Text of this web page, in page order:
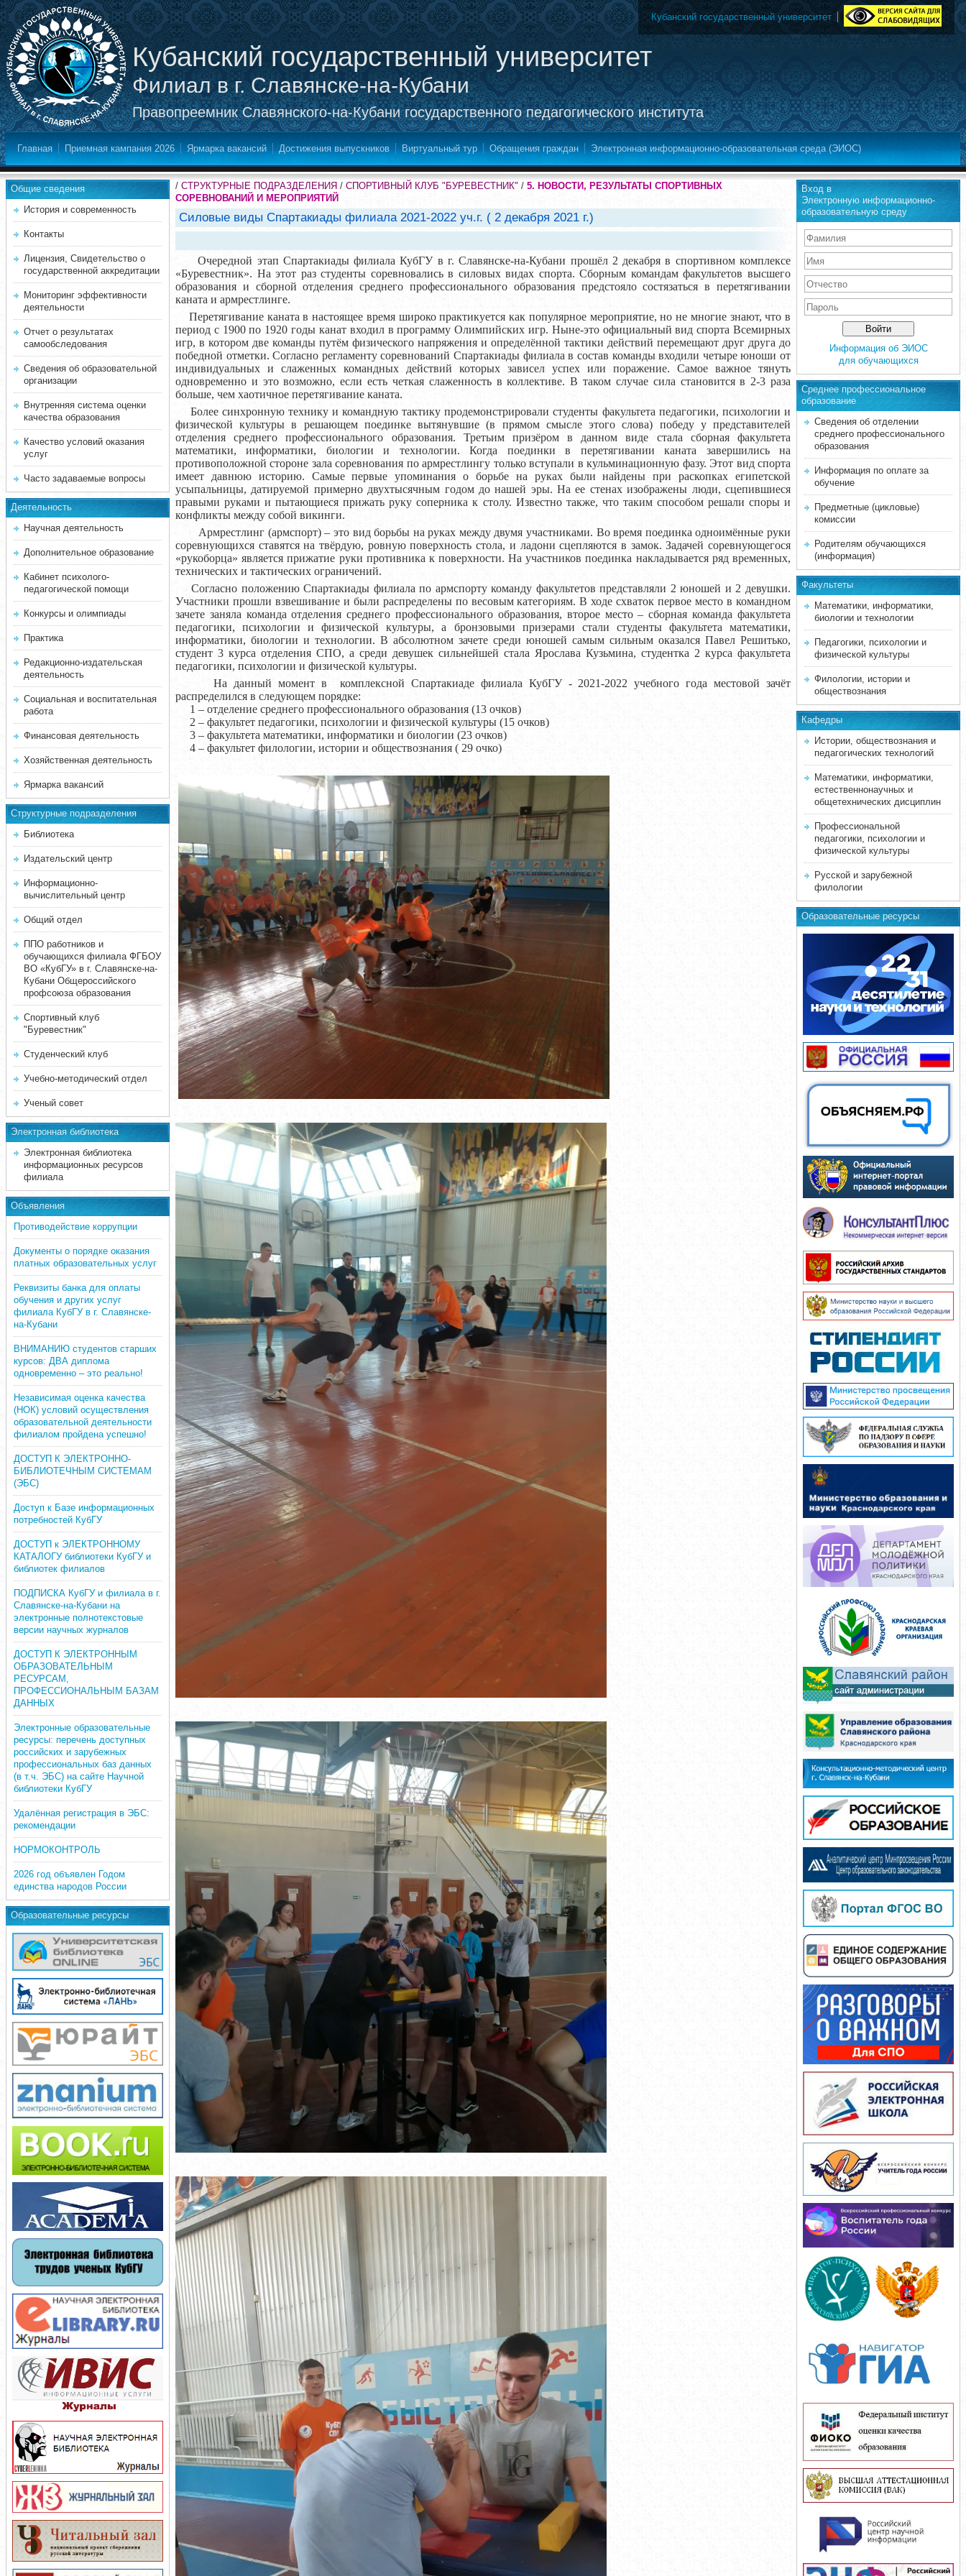
Кубанский государственный университет
Филиал в г. Славянске-на-Кубани
Правопреемник Славянского-на-Кубани государственного педагогического института
Кубанский государственный университет
Главная Приемная кампания 2026 Ярмарка вакансий Достижения выпускников Виртуальный тур Обращения граждан Электронная информационно-образовательная среда (ЭИОС)
Общие сведения
История и современность
Контакты
Лицензия, Свидетельство о
государственной аккредитации
Мониторинг эффективности
деятельности
Отчет о результатах
самообследования
Сведения об образовательной
организации
Внутренняя система оценки
качества образования
Качество условий оказания
услуг
Часто задаваемые вопросы
Деятельность
Научная деятельность
Дополнительное образование
Кабинет психолого-
педагогической помощи
Конкурсы и олимпиады
Практика
Редакционно-издательская
деятельность
Социальная и воспитательная
работа
Финансовая деятельность
Хозяйственная деятельность
Ярмарка вакансий
Структурные подразделения
Библиотека
Издательский центр
Информационно-
вычислительный центр
Общий отдел
ППО работников и
обучающихся филиала ФГБОУ
ВО «КубГУ» в г. Славянске-на-
Кубани Общероссийского
профсоюза образования
Спортивный клуб
"Буревестник"
Студенческий клуб
Учебно-методический отдел
Ученый совет
Электронная библиотека
Электронная библиотека
информационных ресурсов
филиала
Объявления
Противодействие коррупции
Документы о порядке оказания
платных образовательных услуг
Реквизиты банка для оплаты
обучения и других услуг
филиала КубГУ в г. Славянске-
на-Кубани
ВНИМАНИЮ студентов старших
курсов: ДВА диплома
одновременно – это реально!
Независимая оценка качества
(НОК) условий осуществления
образовательной деятельности
филиалом пройдена успешно!
ДОСТУП К ЭЛЕКТРОННО-
БИБЛИОТЕЧНЫМ СИСТЕМАМ
(ЭБС)
Доступ к Базе информационных
потребностей КубГУ
ДОСТУП к ЭЛЕКТРОННОМУ
КАТАЛОГУ библиотеки КубГУ и
библиотек филиалов
ПОДПИСКА КубГУ и филиала в г.
Славянске-на-Кубани на
электронные полнотекстовые
версии научных журналов
ДОСТУП К ЭЛЕКТРОННЫМ
ОБРАЗОВАТЕЛЬНЫМ
РЕСУРСАМ,
ПРОФЕССИОНАЛЬНЫМ БАЗАМ
ДАННЫХ
Электронные образовательные
ресурсы: перечень доступных
российских и зарубежных
профессиональных баз данных
(в т.ч. ЭБС) на сайте Научной
библиотеки КубГУ
Удалённая регистрация в ЭБС:
рекомендации
НОРМОКОНТРОЛЬ
2026 год объявлен Годом
единства народов России
Образовательные ресурсы
/ СТРУКТУРНЫЕ ПОДРАЗДЕЛЕНИЯ / СПОРТИВНЫЙ КЛУБ "БУРЕВЕСТНИК" / 5. НОВОСТИ, РЕЗУЛЬТАТЫ СПОРТИВНЫХ
СОРЕВНОВАНИЙ И МЕРОПРИЯТИЙ
Силовые виды Спартакиады филиала 2021-2022 уч.г. ( 2 декабря 2021 г.)
Очередной этап Спартакиады филиала КубГУ в г. Славянске-на-Кубани прошёл 2 декабря в спортивном комплексе
«Буревестник». На этот раз студенты соревновались в силовых видах спорта. Сборным командам факультетов высшего
образования и сборной отделения среднего профессионального образования предстояло состязаться в перетягивании
каната и армрестлинге.
Перетягивание каната в настоящее время широко практикуется как популярное мероприятие, но не многие знают, что в
период с 1900 по 1920 годы канат входил в программу Олимпийских игр. Ныне-это официальный вид спорта Всемирных
игр, в котором две команды путём физического напряжения и определённой тактики действий перемещают друг друга до
победной отметки. Согласно регламенту соревнований Спартакиады филиала в состав команды входили четыре юноши от
индивидуальных и слаженных командных действий которых зависел успех или поражение. Самое важное тянуть
одновременно и это возможно, если есть четкая слаженность в коллективе. В таком случае сила становится в 2-3 раза
больше, чем хаотичное перетягивание каната.
Более синхронную технику и командную тактику продемонстрировали студенты факультета педагогики, психологии и
физической культуры в решающем поединке вытянувшие (в прямом смысле этого слова) победу у представителей
отделения среднего профессионального образования. Третьим призёром в данном виде стала сборная факультета
математики, информатики, биологии и технологии. Когда поединки в перетягивании каната завершились на
противоположной стороне зала соревнования по армрестлингу только вступали в кульминационную фазу. Этот вид спорта
имеет давнюю историю. Самые первые упоминания о борьбе на руках были найдены при раскопках египетской
усыпальницы, датируемой примерно двухтысячным годом до нашей эры. На ее стенах изображены люди, сцепившиеся
правыми руками и пытающиеся прижать руку соперника к столу. Известно также, что таким способом решали споры и
конфликты между собой викинги.
Армрестлинг (армспорт) – это вид борьбы на руках между двумя участниками. Во время поединка одноимённые руки
соревнующихся ставятся на твёрдую, ровную поверхность стола, и ладони сцепляются в замок. Задачей соревнующегося
«рукоборца» является прижатие руки противника к поверхности. На участников поединка накладывается ряд временных,
технических и тактических ограничений.
Согласно положению Спартакиады филиала по армспорту команду факультетов представляли 2 юношей и 2 девушки.
Участники прошли взвешивание и были распределены по весовым категориям. В ходе схваток первое место в командном
зачете заняла команда отделения среднего профессионального образования, второе место – сборная команда факультета
педагогики, психологии и физической культуры, а бронзовыми призерами стали студенты факультета математики,
информатики, биологии и технологии. В абсолютном зачете среди юношей самым сильным оказался Павел Решитько,
студент 3 курса отделения СПО, а среди девушек сильнейшей стала Ярослава Кузьмина, студентка 2 курса факультета
педагогики, психологии и физической культуры.
На данный момент в комплексной Спартакиаде филиала КубГУ - 2021-2022 учебного года местовой зачёт
распределился в следующем порядке:
1 – отделение среднего профессионального образования (13 очков)
2 – факультет педагогики, психологии и физической культуры (15 очков)
3 – факультета математики, информатики и биологии (23 очков)
4 – факультет филологии, истории и обществознания ( 29 очко)
Вход в
Электронную информационно-
образовательную среду
Информация об ЭИОС
для обучающихся
Среднее професcиональное
образование
Сведения об отделении
среднего профессионального
образования
Информация по оплате за
обучение
Предметные (цикловые)
комиссии
Родителям обучающихся
(информация)
Факультеты
Математики, информатики,
биологии и технологии
Педагогики, психологии и
физической культуры
Филологии, истории и
обществознания
Кафедры
Истории, обществознания и
педагогических технологий
Математики, информатики,
естественнонаучных и
общетехнических дисциплин
Профессиональной
педагогики, психологии и
физической культуры
Русской и зарубежной
филологии
Образовательные ресурсы